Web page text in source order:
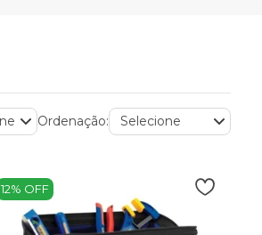
Ordenação:
12% OFF